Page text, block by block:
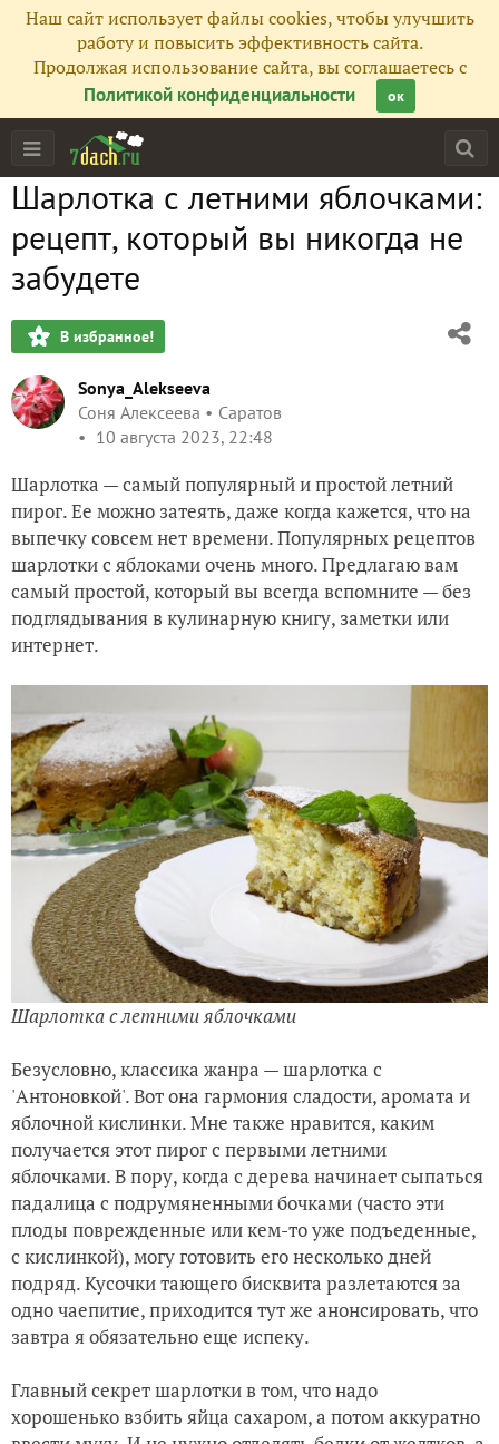
Наш сайт использует файлы cookies, чтобы улучшить
работу и повысить эффективность сайта.
Продолжая использование сайта, вы соглашаетесь с
Политикой конфиденциальности
ок
Шарлотка с летними яблочками:
рецепт, который вы никогда не
забудете
В избранное!
Sonya_Alekseeva
Соня Алексеева
Саратов
10 августа 2023, 22:48
Шарлотка — самый популярный и простой летний
пирог. Ее можно затеять, даже когда кажется, что на
выпечку совсем нет времени. Популярных рецептов
шарлотки с яблоками очень много. Предлагаю вам
самый простой, который вы всегда вспомните — без
подглядывания в кулинарную книгу, заметки или
интернет.
Шарлотка с летними яблочками
Безусловно, классика жанра — шарлотка с
'Антоновкой'. Вот она гармония сладости, аромата и
яблочной кислинки. Мне также нравится, каким
получается этот пирог с первыми летними
яблочками. В пору, когда с дерева начинает сыпаться
падалица с подрумяненными бочками (часто эти
плоды поврежденные или кем-то уже подъеденные,
с кислинкой), могу готовить его несколько дней
подряд. Кусочки тающего бисквита разлетаются за
одно чаепитие, приходится тут же анонсировать, что
завтра я обязательно еще испеку.
Главный секрет шарлотки в том, что надо
хорошенько взбить яйца сахаром, а потом аккуратно